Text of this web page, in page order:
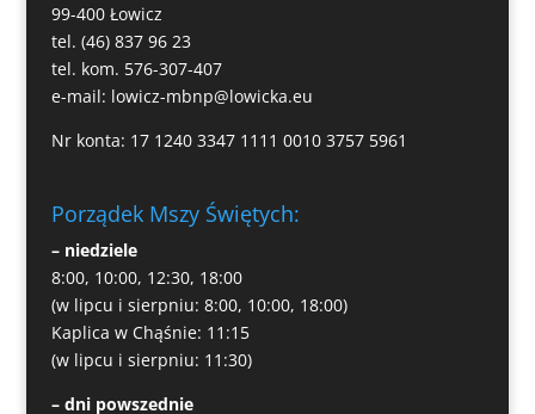
99-400 Łowicz
tel. (46) 837 96 23
tel. kom. 576-307-407
e-mail: lowicz-mbnp@lowicka.eu
Nr konta: 17 1240 3347 1111 0010 3757 5961
Porządek Mszy Świętych:
– niedziele
8:00, 10:00, 12:30, 18:00
(w lipcu i sierpniu: 8:00, 10:00, 18:00)
Kaplica w Chąśnie: 11:15
(w lipcu i sierpniu: 11:30)
– dni powszednie